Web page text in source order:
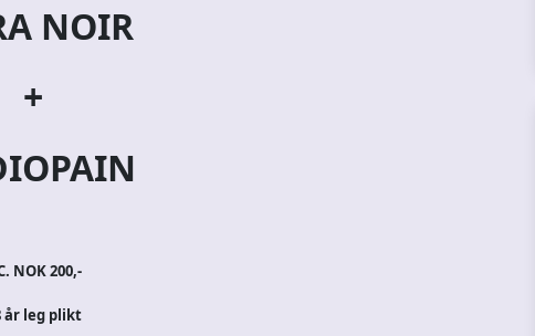
NOIR
+
NOK 200,-
år leg plikt